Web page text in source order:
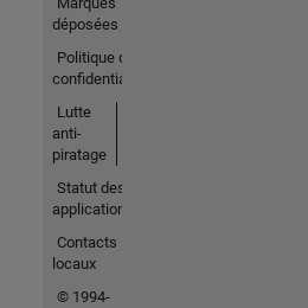
déposées
Politique de
confidentialité
Lutte
anti-
piratage
Statut des
applications
Contacts
locaux
© 1994-